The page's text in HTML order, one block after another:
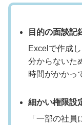
目的の面談記
Excelで作成
分からないた
時間がかかっ
細かい権限設
「一部の社